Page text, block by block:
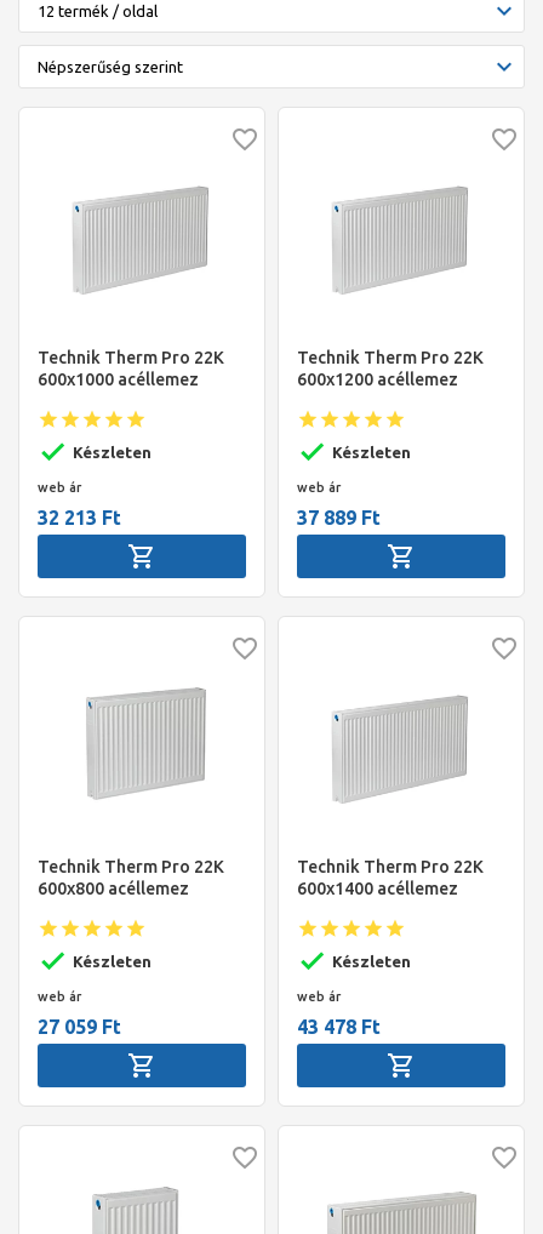
Technik Therm Pro 22K
600x1000 acéllemez
Készleten
web ár
32 213 Ft
Technik Therm Pro 22K
600x1200 acéllemez
Készleten
web ár
37 889 Ft
Technik Therm Pro 22K
600x800 acéllemez
Készleten
web ár
27 059 Ft
Technik Therm Pro 22K
600x1400 acéllemez
Készleten
web ár
43 478 Ft